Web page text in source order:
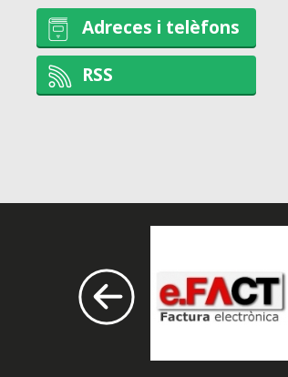
Adreces i telèfons
RSS